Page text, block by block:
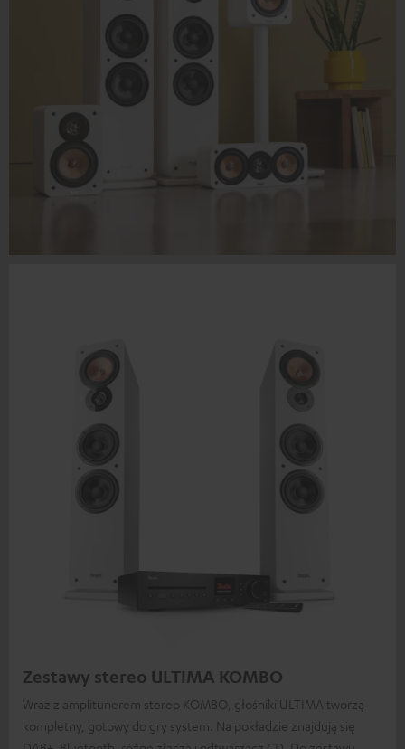
Zestawy stereo ULTIMA KOMBO
Wraz z amplitunerem stereo KOMBO, głośniki ULTIMA tworzą
kompletny, gotowy do gry system. Na pokładzie znajdują się